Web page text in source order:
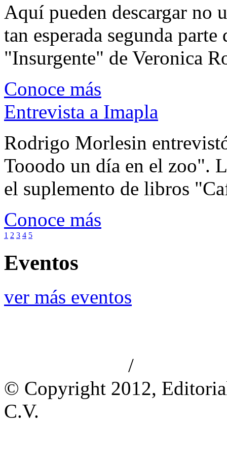
Aquí pueden descargar no
tan esperada segunda
"Insurgente" de Veronica
Conoce más
Entrevista a Imapla
Rodrigo Morlesin
Tooodo un día en el zoo".
el suplemento de libros
Conoce más
1 2 3 4 5
Eventos
ver más eventos
/
© Copyright 2012,
C.V.